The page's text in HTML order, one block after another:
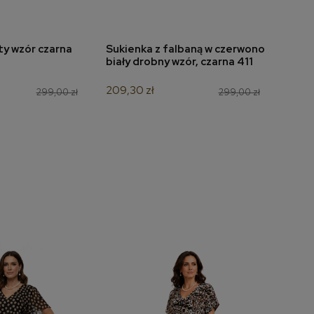
koszyka
wzór czarna
299,00 zł
dodaj do koszyka
Sukienka z falbaną w czerwono
biały drobny wzór, czarna 411
299,00 zł
209,30 zł